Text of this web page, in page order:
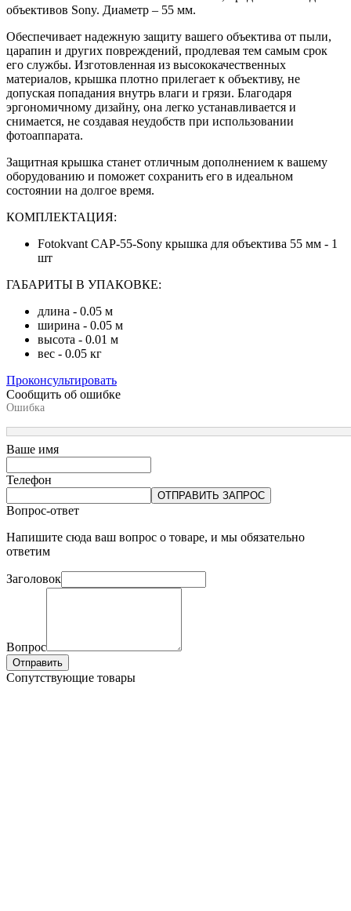
объективов Sony. Диаметр – 55 мм.
Обеспечивает надежную защиту вашего объектива от пыли,
царапин и других повреждений, продлевая тем самым срок
его службы. Изготовленная из высококачественных
материалов, крышка плотно прилегает к объективу, не
допуская попадания внутрь влаги и грязи. Благодаря
эргономичному дизайну, она легко устанавливается и
снимается, не создавая неудобств при использовании
фотоаппарата.
Защитная крышка станет отличным дополнением к вашему
оборудованию и поможет сохранить его в идеальном
состоянии на долгое время.
КОМПЛЕКТАЦИЯ:
Fotokvant CAP-55-Sony крышка для объектива 55 мм - 1
шт
ГАБАРИТЫ В УПАКОВКЕ:
длина - 0.05 м
ширина - 0.05 м
высота - 0.01 м
вес - 0.05 кг
Проконсультировать
Сообщить об ошибке
Ошибка
Ваше имя
Телефон
ОТПРАВИТЬ ЗАПРОС
Вопрос-ответ
Напишите сюда ваш вопрос о товаре, и мы обязательно
ответим
Заголовок
Вопрос
Отправить
Сопутствующие товары